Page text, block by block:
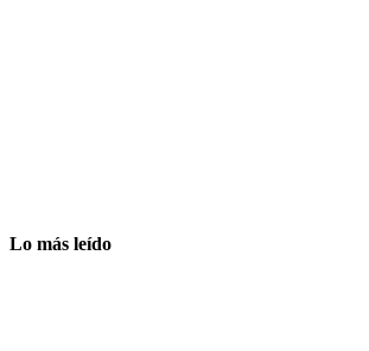
Lo más leído